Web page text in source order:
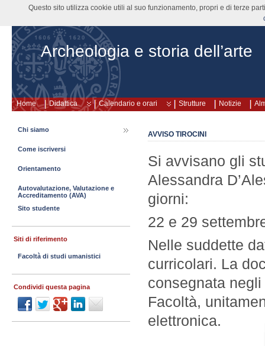
Archeologia e storia dell’arte
Home Didattica Calendario e orari Strutture Notizie
AVVISO TIROCINI
Si avvisano gli
Alessandra
giorni:
22 e 29
Nelle suddette
curricolari. La
consegnata
Facoltà,
elettronica.
Chi siamo
Come iscriversi
Orientamento
Autovalutazione, Valutazione e
Accreditamento (AVA)
Sito studente
Siti di riferimento
Facoltà di studi umanistici
Condividi questa pagina
Questo sito utilizza cookie utili al suo funzionamento, propri e di terze